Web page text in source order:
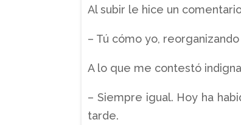
Al subir le hice un
– Tú cómo yo,
A lo que me contestó
– Siempre igual. Hoy ha
tarde.